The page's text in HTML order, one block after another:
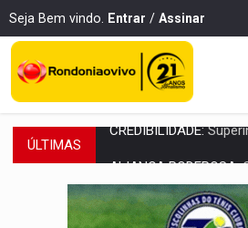
Seja Bem vindo. Entrar / Assinar
ÚLTIMAS
SÃO PAULO:PM abre
CINEAMAZÔNIA:Filmes